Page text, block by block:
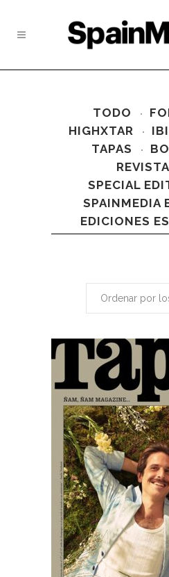
TODO
HIGHXTAR
TAPAS
SPECIAL
SPAINMEDIA
EDICIONES